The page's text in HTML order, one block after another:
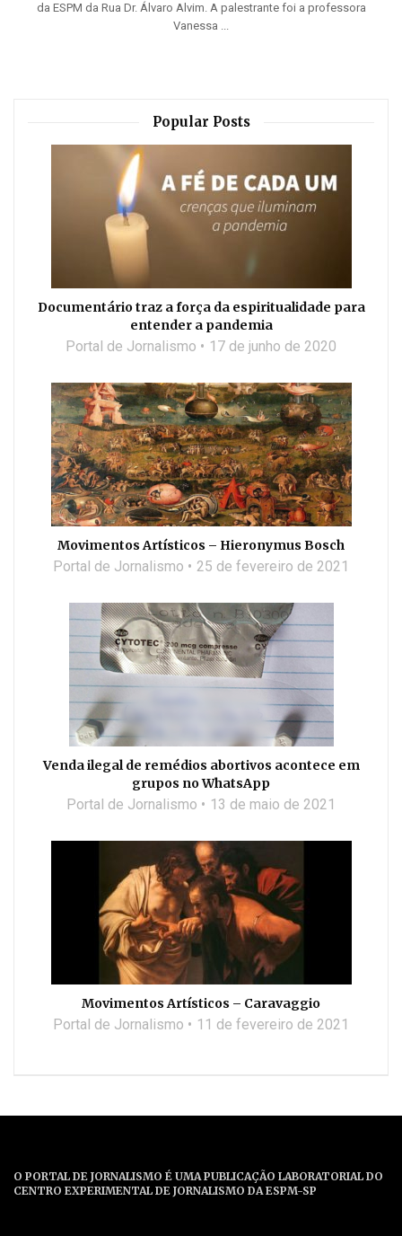
da ESPM da Rua Dr. Álvaro Alvim. A palestrante foi a professora
Vanessa ...
Popular Posts
Documentário traz a força da espiritualidade para
entender a pandemia
Portal de Jornalismo 17 de junho de 2020
Movimentos Artísticos – Hieronymus Bosch
Portal de Jornalismo 25 de fevereiro de 2021
Venda ilegal de remédios abortivos acontece em
grupos no WhatsApp
Portal de Jornalismo 13 de maio de 2021
Movimentos Artísticos – Caravaggio
Portal de Jornalismo 11 de fevereiro de 2021
O PORTAL DE JORNALISMO É UMA PUBLICAÇÃO LABORATORIAL DO
CENTRO EXPERIMENTAL DE JORNALISMO DA ESPM-SP